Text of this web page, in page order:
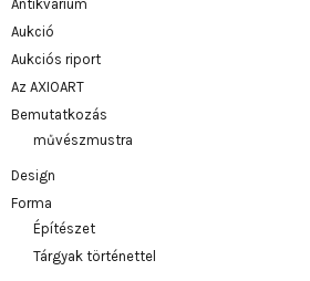
Antikvárium
Aukció
Aukciós riport
Az AXIOART
Bemutatkozás
művészmustra
Design
Forma
Építészet
Tárgyak történettel